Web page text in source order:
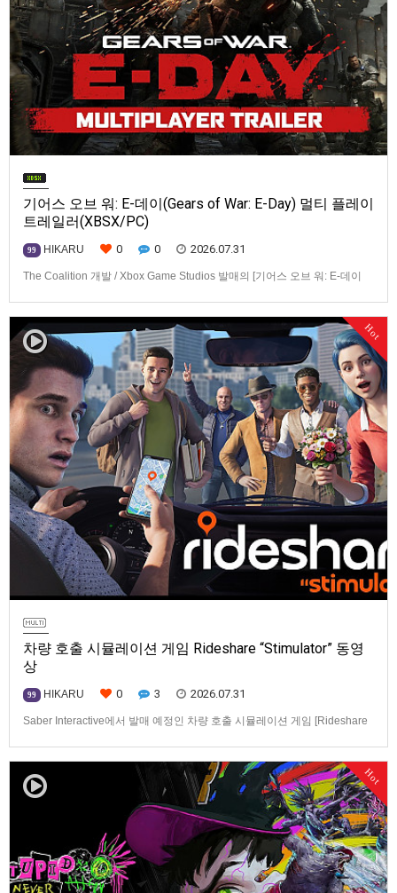
기어스 오브 워: E-데이(Gears of War: E-Day) 멀티 플레이
트레일러(XBSX/PC)
99 HIKARU 0 0 2026.07.31
The Coalition 개발 / Xbox Game Studios 발매의 [기어스 오브 워: E-데이
Hot
차량 호출 시뮬레이션 게임 Rideshare “Stimulator” 동영
상
99 HIKARU 0 3 2026.07.31
Saber Interactive에서 발매 예정인 차량 호출 시뮬레이션 게임 [Rideshare
을 운영하는 드라이버가 되어라'Rideshare "Stimulat…
Hot